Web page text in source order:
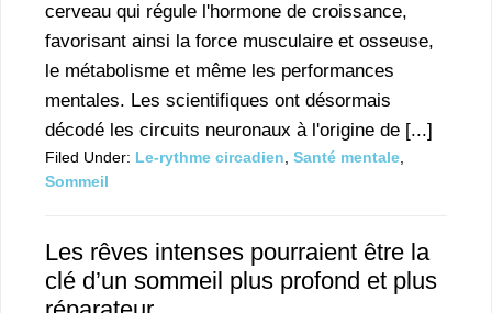
cerveau qui régule l'hormone de croissance,
favorisant ainsi la force musculaire et osseuse,
le métabolisme et même les performances
mentales. Les scientifiques ont désormais
décodé les circuits neuronaux à l'origine de [...]
Filed Under: Le-rythme circadien Santé mentale
Sommeil
Les rêves intenses pourraient être la
clé d’un sommeil plus profond et plus